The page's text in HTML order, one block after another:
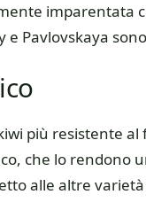
imparentata
e Pavlovskaya
più resistente
che lo rendono
alle altre